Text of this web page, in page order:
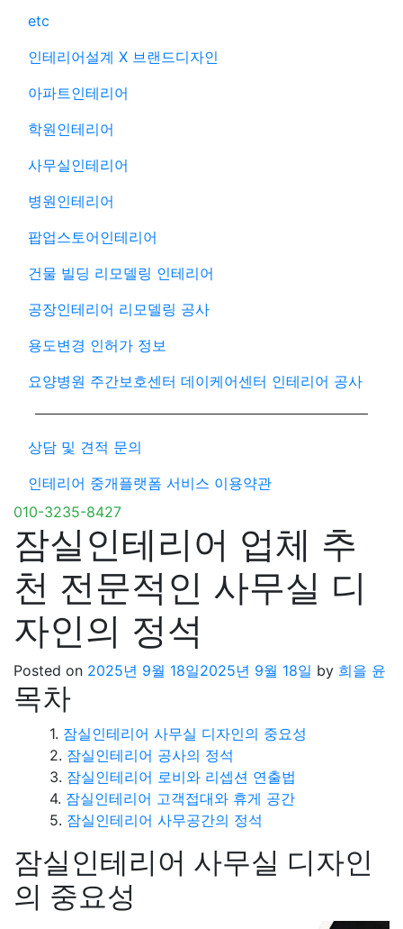
etc
인테리어설계 X 브랜드디자인
아파트인테리어
학원인테리어
사무실인테리어
병원인테리어
팝업스토어인테리어
건물 빌딩 리모델링 인테리어
공장인테리어 리모델링 공사
용도변경 인허가 정보
요양병원 주간보호센터 데이케어센터 인테리어 공사
상담 및 견적 문의
인테리어 중개플랫폼 서비스 이용약관
010-3235-8427
잠실인테리어 업체 추
천 전문적인 사무실 디
자인의 정석
Posted on 2025년 9월 18일2025년 9월 18일 by 희을 윤
목차
잠실인테리어 사무실 디자인의 중요성
잠실인테리어 공사의 정석
잠실인테리어 로비와 리셉션 연출법
잠실인테리어 고객접대와 휴게 공간
잠실인테리어 사무공간의 정석
잠실인테리어 사무실 디자인
의 중요성